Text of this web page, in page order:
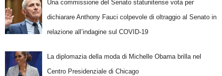
Una commissione del Senato statunitense vota per
dichiarare Anthony Fauci colpevole di oltraggio al Senato in
relazione all’indagine sul COVID-19
La diplomazia della moda di Michelle Obama brilla nel
Centro Presidenziale di Chicago